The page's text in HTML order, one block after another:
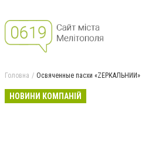
Головна Освяченные пасхи «ZЕРКАЛЬНИЙ»
НОВИНИ КОМПАНІЙ